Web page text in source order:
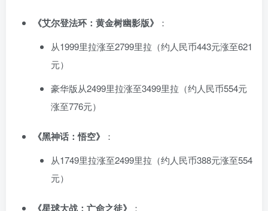
《艾尔登法环：黄金树幽影版》
：
从1999里拉涨至2799里拉（约人民币443元涨至621
元）
豪华版从2499里拉涨至3499里拉（约人民币554元
涨至776元）
《黑神话：悟空》
：
从1749里拉涨至2499里拉（约人民币388元涨至554
元）
《星球大战：亡命之徒》 ：